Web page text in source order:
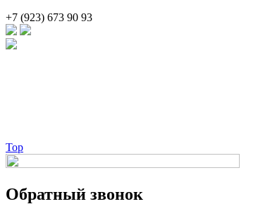
+7 (923) 673 90 93
Top
Обратный звонок